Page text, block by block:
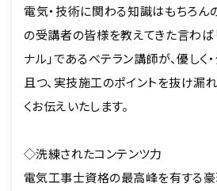
電気・技術に関わる知識はもちろん
の受講者の皆様を教えてきた言わば
ナル」であるベテラン講師が、優しく
且つ、実技施工のポイントを抜け漏
くお伝えいたします。
◇洗練されたコンテンツ力
電気工事士資格の最高峰を有する